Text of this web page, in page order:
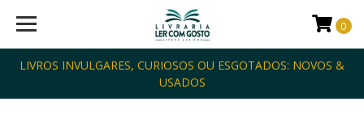
LIVROS INVULGARES, CURIOSOS OU ESGOTADOS: NOVOS &
USADOS
0